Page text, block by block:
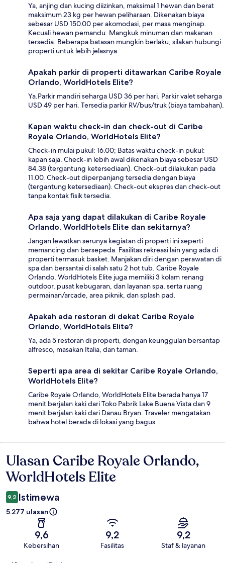
Ya, anjing dan kucing diizinkan, maksimal 1 hewan dan berat
maksimum 23 kg per hewan peliharaan. Dikenakan biaya
sebesar USD 150.00 per akomodasi, per masa menginap.
Kecuali hewan pemandu. Mangkuk minuman dan makanan
tersedia. Beberapa batasan mungkin berlaku, silakan hubungi
properti untuk lebih jelasnya.
Apakah parkir di properti ditawarkan Caribe Royale
Orlando, WorldHotels Elite?
Ya.Parkir mandiri seharga USD 36 per hari. Parkir valet seharga
USD 49 per hari. Tersedia parkir RV/bus/truk (biaya tambahan).
Kapan waktu check-in dan check-out di Caribe
Royale Orlando, WorldHotels Elite?
Check-in mulai pukul: 16.00; Batas waktu check-in pukul:
kapan saja. Check-in lebih awal dikenakan biaya sebesar USD
84.38 (tergantung ketersediaan). Check-out dilakukan pada
11.00. Check-out diperpanjang tersedia dengan biaya
(tergantung ketersediaan). Check-out ekspres dan check-out
tanpa kontak fisik tersedia.
Apa saja yang dapat dilakukan di Caribe Royale
Orlando, WorldHotels Elite dan sekitarnya?
Jangan lewatkan serunya kegiatan di properti ini seperti
memancing dan bersepeda. Fasilitas rekreasi lain yang ada di
properti termasuk basket. Manjakan diri dengan perawatan di
spa dan bersantai di salah satu 2 hot tub. Caribe Royale
Orlando, WorldHotels Elite juga memiliki 3 kolam renang
outdoor, pusat kebugaran, dan layanan spa, serta ruang
permainan/arcade, area piknik, dan splash pad.
Apakah ada restoran di dekat Caribe Royale
Orlando, WorldHotels Elite?
Ya, ada 5 restoran di properti, dengan keunggulan bersantap
alfresco, masakan Italia, dan taman.
Seperti apa area di sekitar Caribe Royale Orlando,
WorldHotels Elite?
Caribe Royale Orlando, WorldHotels Elite berada hanya 17
menit berjalan kaki dari Toko Pabrik Lake Buena Vista dan 9
menit berjalan kaki dari Danau Bryan. Traveler mengatakan
bahwa hotel berada di lokasi yang bagus.
Ulasan
Ulasan Caribe Royale Orlando,
WorldHotels Elite
9,2 Istimewa
5.277 ulasan
9,6
Kebersihan
9,2
Fasilitas
9,2
Staf & layanan